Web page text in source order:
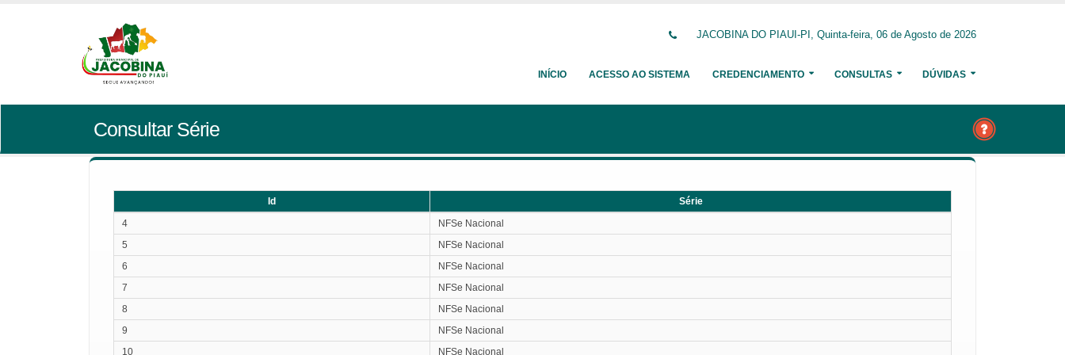
JACOBINA DO PIAUI-PI, Quinta-feira, 06 de Agosto de 2026
INÍCIO ACESSO AO SISTEMA CREDENCIAMENTO CONSULTAS DÚVIDAS
Consultar Série
Id
Série
4
NFSe Nacional
5
NFSe Nacional
6
NFSe Nacional
7
NFSe Nacional
8
NFSe Nacional
9
NFSe Nacional
10
NFSe Nacional